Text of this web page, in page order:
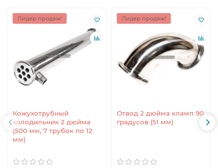
Лидер продаж!
Кожухотрубный
холодильник 2 дюйма
(500 мм, 7 трубок по 12
мм)
Лидер продаж!
Отвод 2 дюйма кламп 90
градусов (51 мм)